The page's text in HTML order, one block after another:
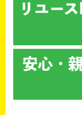
リユー
安心・